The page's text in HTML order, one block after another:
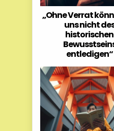
„Ohne Verrat
uns nicht
historischen
entledigen“